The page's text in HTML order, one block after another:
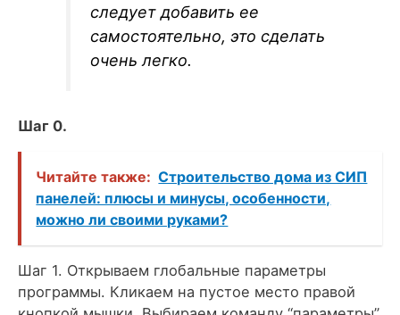
следует добавить ее
самостоятельно, это сделать
очень легко.
Шаг 0.
Читайте также: Строительство дома из СИП
панелей: плюсы и минусы, особенности,
можно ли своими руками?
Шаг 1. Открываем глобальные параметры
программы. Кликаем на пустое место правой